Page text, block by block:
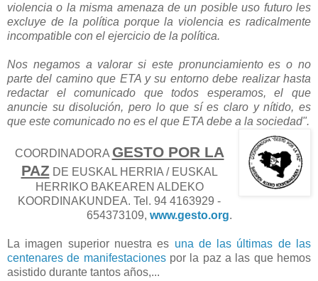
violencia o la misma amenaza de un posible uso futuro les
excluye de la política porque la violencia es radicalmente
incompatible con el ejercicio de la política.
Nos negamos a valorar si este pronunciamiento es o no
parte del camino que ETA y su entorno debe realizar hasta
redactar el comunicado que todos esperamos, el que
anuncie su disolución, pero lo que sí es claro y nítido, es
que este comunicado no es el que ETA debe a la sociedad".
COORDINADORA GESTO POR LA
PAZDE EUSKAL HERRIA / EUSKAL
HERRIKO BAKEAREN ALDEKO
KOORDINAKUNDEA. Tel. 94 4163929 -
654373109, www.gesto.org.
La imagen superior nuestra es una de las últimas de las
centenares de manifestacionespor la paz a las que hemos
asistido durante tantos años,...